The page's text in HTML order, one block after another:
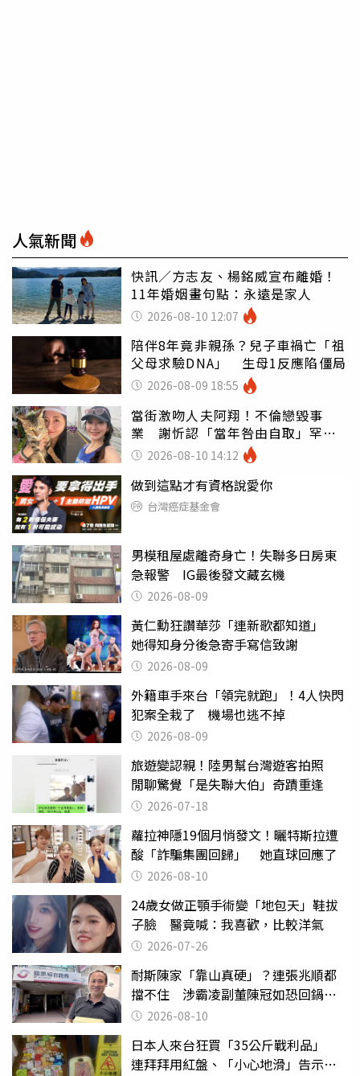
人氣新聞
快訊／方志友、楊銘威宣布離婚！
11年婚姻畫句點：永遠是家人
2026-08-10 12:07
陪伴8年竟非親孫？兒子車禍亡「祖
父母求驗DNA」 生母1反應陷僵局
2026-08-09 18:55
當街激吻人夫阿翔！不倫戀毀事
業 謝忻認「當年咎由自取」罕吐
心聲2026-08-10 14:12
做到這點才有資格說愛你
台灣癌症基金會
男模租屋處離奇身亡！失聯多日房東
急報警 IG最後發文藏玄機
2026-08-09
黃仁勳狂讚華莎「連新歌都知道」
她得知身分後急寄手寫信致謝
2026-08-09
外籍車手來台「領完就跑」！4人快閃
犯案全栽了 機場也逃不掉
2026-08-09
旅遊變認親！陸男幫台灣遊客拍照
閒聊驚覺「是失聯大伯」奇蹟重逢
2026-07-18
蘿拉神隱19個月悄發文！曬特斯拉遭
酸「詐騙集團回歸」 她直球回應了
2026-08-10
24歲女做正顎手術變「地包天」鞋拔
子臉 醫竟喊：我喜歡，比較洋氣
2026-07-26
耐斯陳家「靠山真硬」？連張兆順都
擋不住 涉霸凌副董陳冠如恐回鍋國
票證2026-08-10
日本人來台狂買「35公斤戰利品」
連拜拜用紅盤、「小心地滑」告示牌